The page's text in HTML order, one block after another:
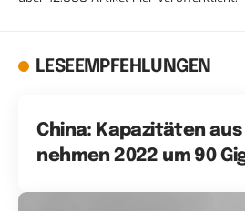
LESEEMPFEHLUNGEN
China: Kapazitäten
nehmen 2022 um 90